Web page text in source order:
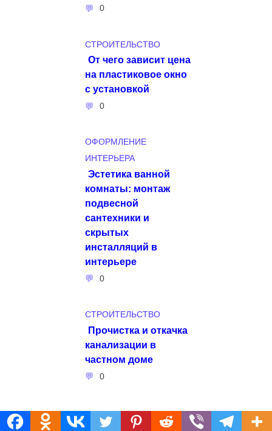
0
СТРОИТЕЛЬСТВО
От чего зависит цена
на пластиковое окно
с установкой
0
ОФОРМЛЕНИЕ
ИНТЕРЬЕРА
Эстетика ванной
комнаты: монтаж
подвесной
сантехники и
скрытых
инсталляций в
интерьере
0
СТРОИТЕЛЬСТВО
Прочистка и откачка
канализации в
частном доме
0